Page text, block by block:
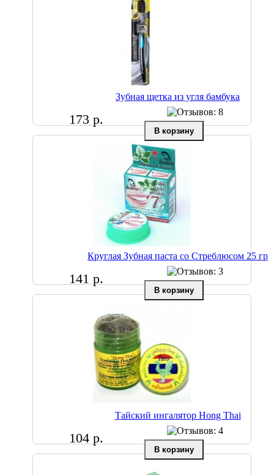
Зубная щетка из угля бамбука
173 р.
Круглая Зубная паста со Стреблюсом 25 гр
141 р.
Тайский ингалятор Hong Thai
104 р.